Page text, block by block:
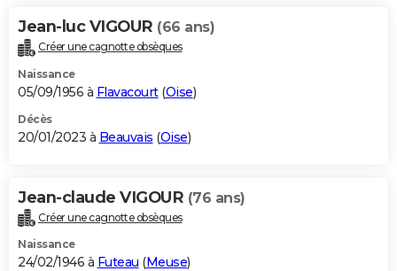
Jean-luc VIGOUR (66 ans)
Créer une cagnotte obsèques
Naissance
05/09/1956 à Flavacourt(Oise)
Décès
20/01/2023 à Beauvais (Oise)
Jean-claude VIGOUR (76 ans)
Créer une cagnotte obsèques
Naissance
24/02/1946 à Futeau (Meuse)